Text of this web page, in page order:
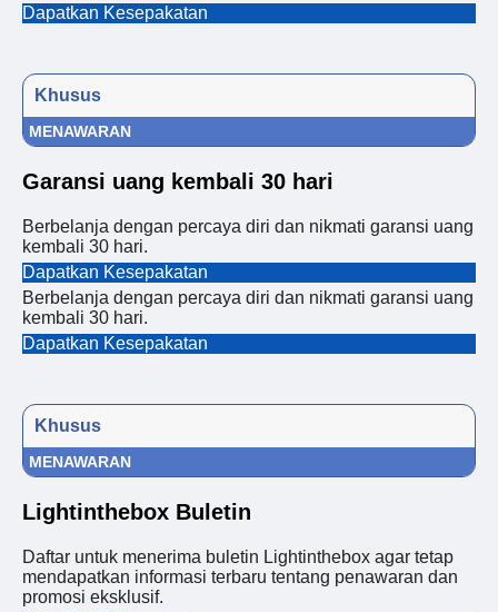
Dapatkan Kesepakatan
Khusus
MENAWARAN
Garansi uang kembali 30 hari
Berbelanja dengan percaya diri dan nikmati garansi uang
kembali 30 hari.
Dapatkan Kesepakatan
Berbelanja dengan percaya diri dan nikmati garansi uang
kembali 30 hari.
Dapatkan Kesepakatan
Khusus
MENAWARAN
Lightinthebox Buletin
Daftar untuk menerima buletin Lightinthebox agar tetap
mendapatkan informasi terbaru tentang penawaran dan
promosi eksklusif.